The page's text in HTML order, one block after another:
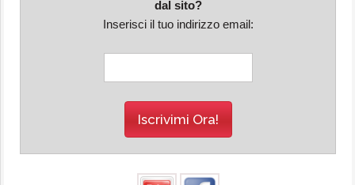
dal sito?
Inserisci il tuo indirizzo email: